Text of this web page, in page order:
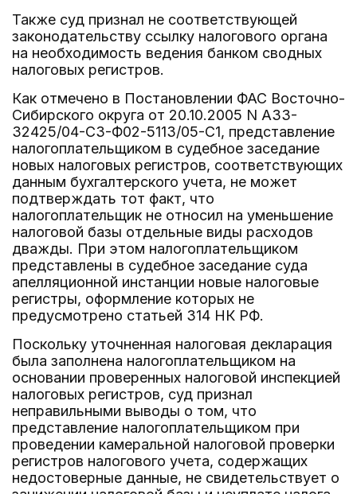
Также суд признал не соответствующей
законодательству ссылку налогового органа
на необходимость ведения банком сводных
налоговых регистров.
Как отмечено в Постановлении ФАС Восточно-
Сибирского округа от 20.10.2005 N А33-
32425/04-С3-Ф02-5113/05-С1, представление
налогоплательщиком в судебное заседание
новых налоговых регистров, соответствующих
данным бухгалтерского учета, не может
подтверждать тот факт, что
налогоплательщик не относил на уменьшение
налоговой базы отдельные виды расходов
дважды. При этом налогоплательщиком
представлены в судебное заседание суда
апелляционной инстанции новые налоговые
регистры, оформление которых не
предусмотрено статьей 314 НК РФ.
Поскольку уточненная налоговая декларация
была заполнена налогоплательщиком на
основании проверенных налоговой инспекцией
налоговых регистров, суд признал
неправильными выводы о том, что
представление налогоплательщиком при
проведении камеральной налоговой проверки
регистров налогового учета, содержащих
недостоверные данные, не свидетельствует о